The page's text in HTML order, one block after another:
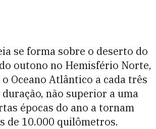
se forma sobre o deserto do
outono no Hemisfério Norte,
Oceano Atlântico a cada três
não superior a uma
épocas do ano a tornam
de 10.000 quilômetros.